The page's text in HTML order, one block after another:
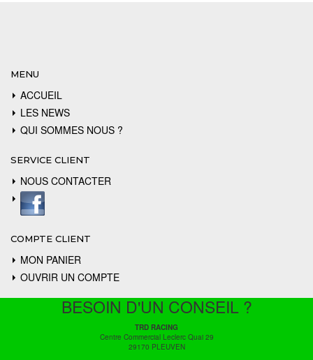
MENU
ACCUEIL
LES NEWS
QUI SOMMES NOUS ?
SERVICE CLIENT
NOUS CONTACTER
COMPTE CLIENT
MON PANIER
OUVRIR UN COMPTE
BESOIN D'UN CONSEIL ?
TRD RACING
Centre Commercial Leclerc Quai 29
29170 PLEUVEN